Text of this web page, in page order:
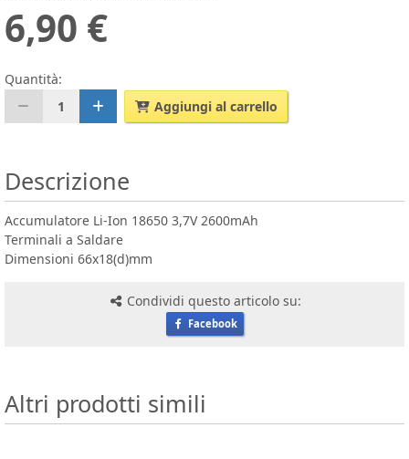
6,90 €
Quantità:
1
Aggiungi al carrello
Descrizione
Accumulatore Li-Ion 18650 3,7V 2600mAh
Terminali a Saldare
Dimensioni 66x18(d)mm
Condividi questo articolo su:
Facebook
Altri prodotti simili